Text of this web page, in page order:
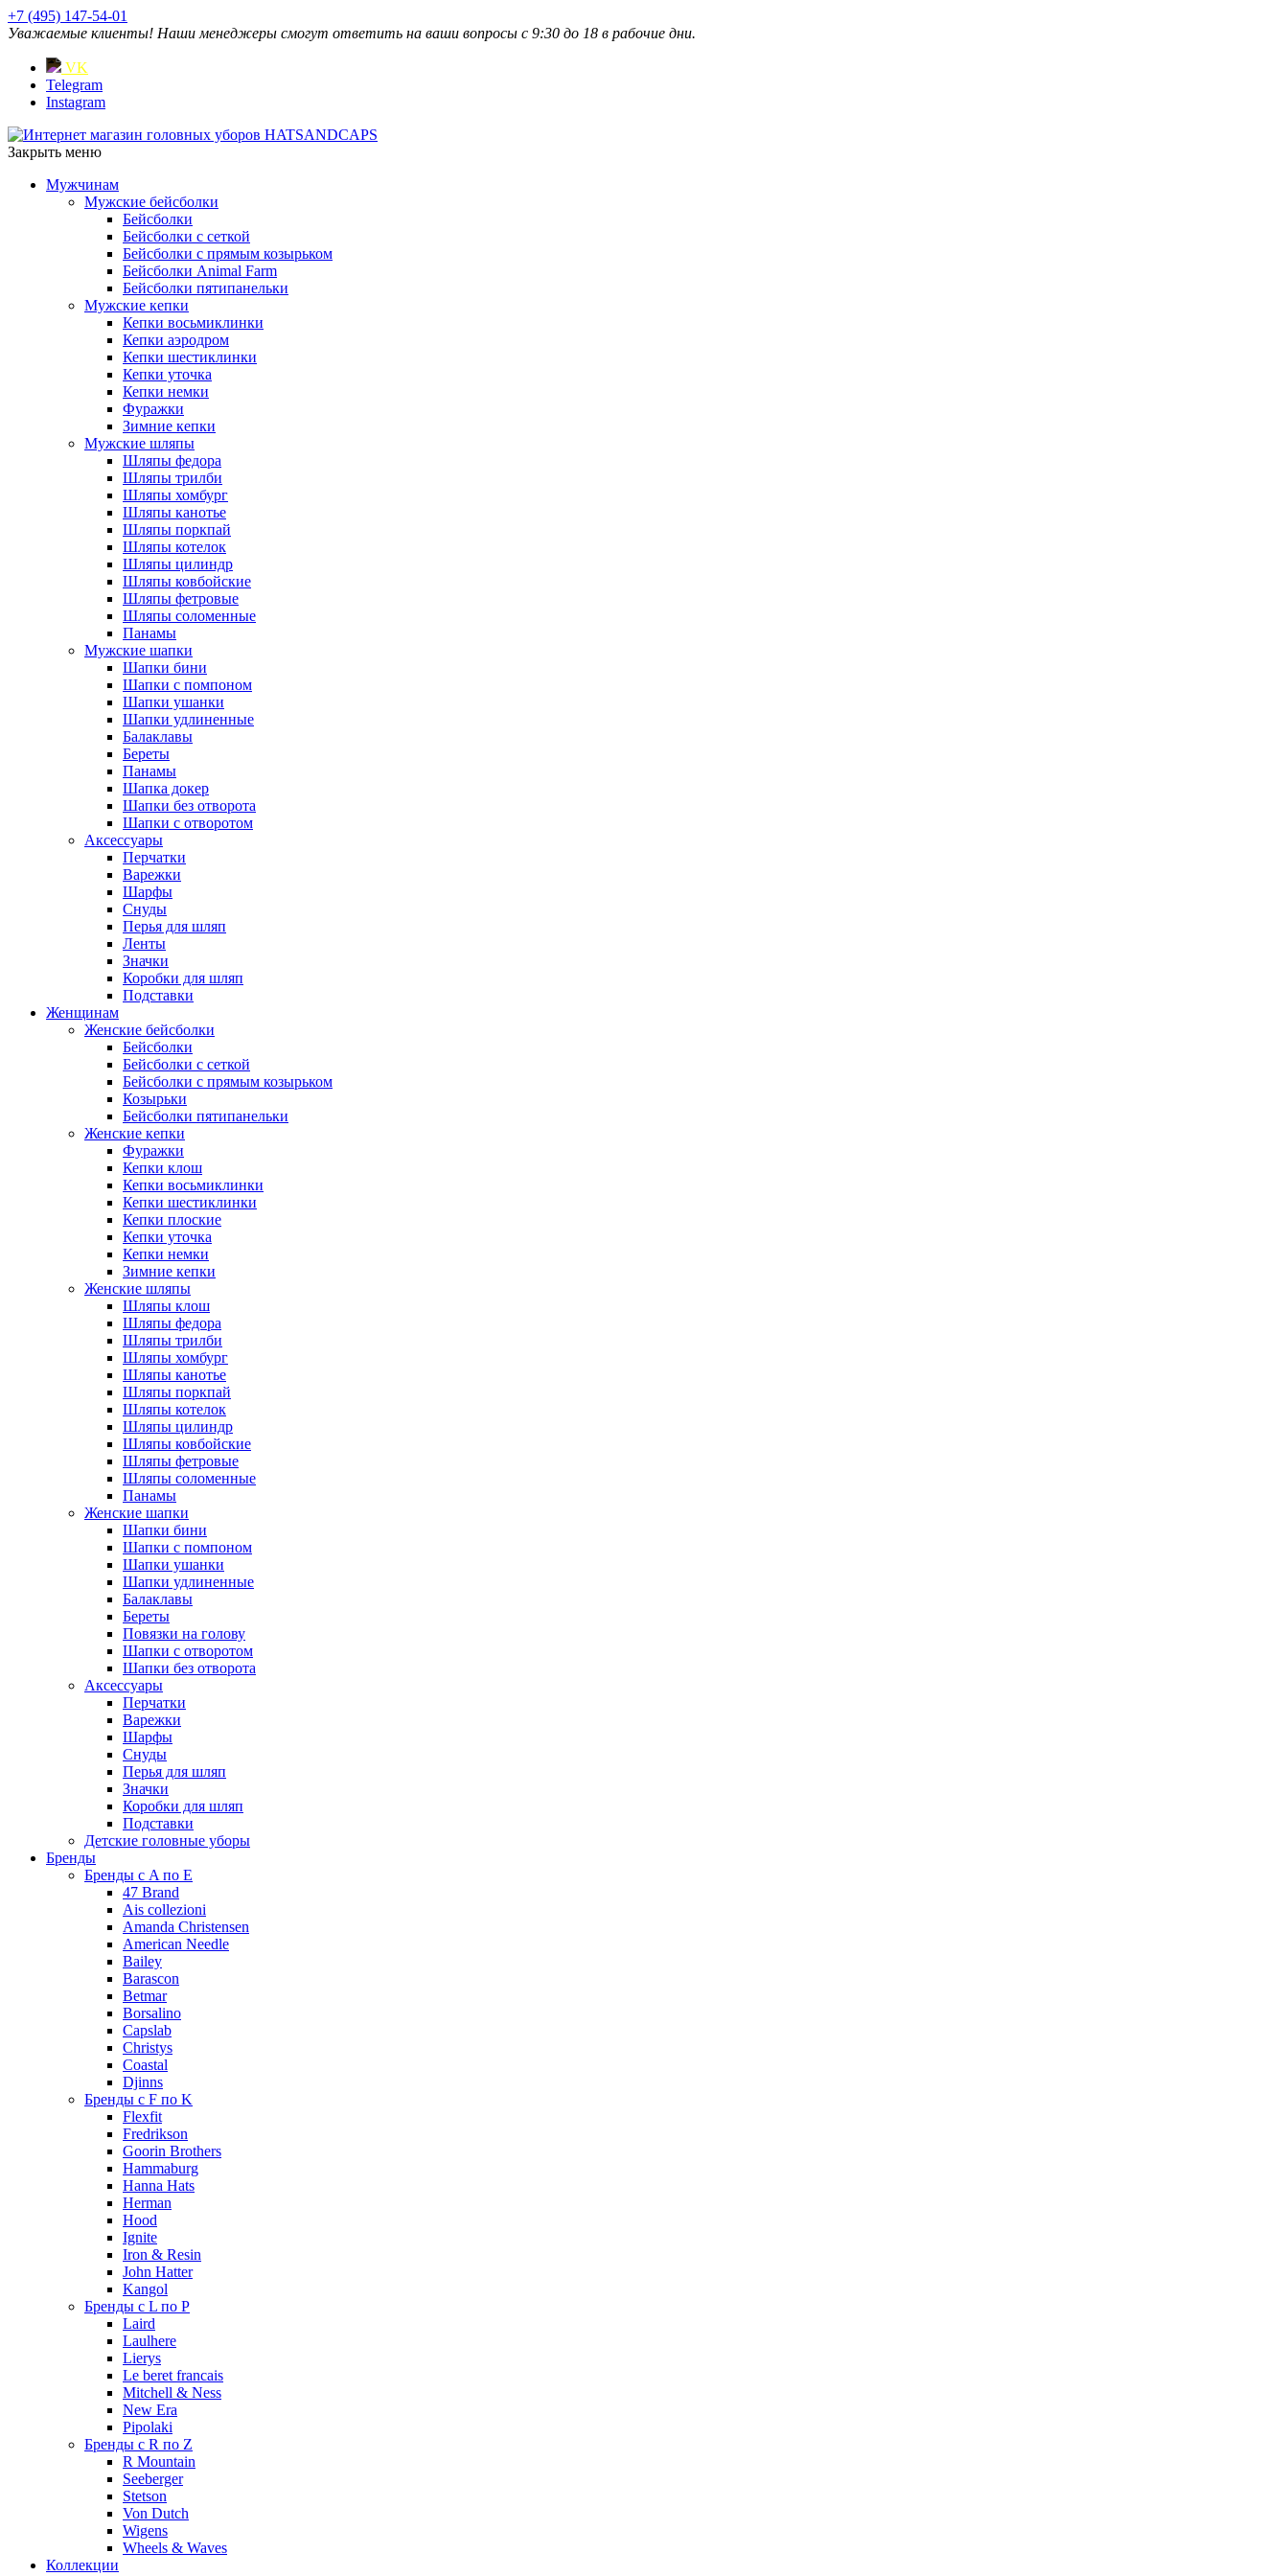
+7 (495) 147-54-01
Уважаемые клиенты! Наши менеджеры смогут ответить на ваши вопросы с 9:30 до 18 в рабочие дни.
VK
Telegram
Instagram
Закрыть меню
Мужчинам
Мужские бейсболки
Бейсболки
Бейсболки с сеткой
Бейсболки с прямым козырьком
Бейсболки Animal Farm
Бейсболки пятипанельки
Мужские кепки
Кепки восьмиклинки
Кепки аэродром
Кепки шестиклинки
Кепки уточка
Кепки немки
Фуражки
Зимние кепки
Мужские шляпы
Шляпы федора
Шляпы трилби
Шляпы хомбург
Шляпы канотье
Шляпы поркпай
Шляпы котелок
Шляпы цилиндр
Шляпы ковбойские
Шляпы фетровые
Шляпы соломенные
Панамы
Мужские шапки
Шапки бини
Шапки с помпоном
Шапки ушанки
Шапки удлиненные
Балаклавы
Береты
Панамы
Шапка докер
Шапки без отворота
Шапки с отворотом
Аксессуары
Перчатки
Варежки
Шарфы
Снуды
Перья для шляп
Ленты
Значки
Коробки для шляп
Подставки
Женщинам
Женские бейсболки
Бейсболки
Бейсболки с сеткой
Бейсболки с прямым козырьком
Козырьки
Бейсболки пятипанельки
Женские кепки
Фуражки
Кепки клош
Кепки восьмиклинки
Кепки шестиклинки
Кепки плоские
Кепки уточка
Кепки немки
Зимние кепки
Женские шляпы
Шляпы клош
Шляпы федора
Шляпы трилби
Шляпы хомбург
Шляпы канотье
Шляпы поркпай
Шляпы котелок
Шляпы цилиндр
Шляпы ковбойские
Шляпы фетровые
Шляпы соломенные
Панамы
Женские шапки
Шапки бини
Шапки с помпоном
Шапки ушанки
Шапки удлиненные
Балаклавы
Береты
Повязки на голову
Шапки с отворотом
Шапки без отворота
Аксессуары
Перчатки
Варежки
Шарфы
Снуды
Перья для шляп
Значки
Коробки для шляп
Подставки
Детские головные уборы
Бренды
Бренды с A по E
47 Brand
Ais collezioni
Amanda Christensen
American Needle
Bailey
Barascon
Betmar
Borsalino
Capslab
Christys
Coastal
Djinns
Бренды с F по K
Flexfit
Fredrikson
Goorin Brothers
Hammaburg
Hanna Hats
Herman
Hood
Ignite
Iron & Resin
John Hatter
Kangol
Бренды с L по P
Laird
Laulhere
Lierys
Le beret francais
Mitchell & Ness
New Era
Pipolaki
Бренды с R по Z
R Mountain
Seeberger
Stetson
Von Dutch
Wigens
Wheels & Waves
Коллекции